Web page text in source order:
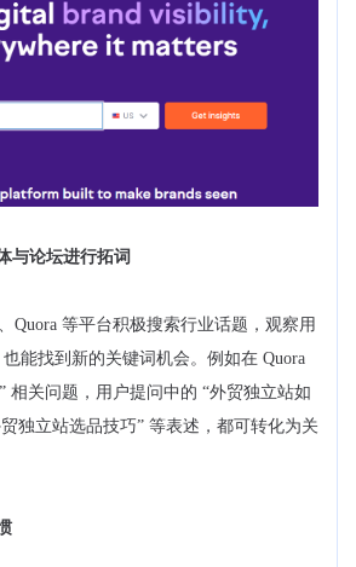
与论坛进行拓词
Quora 等平台积极搜索行业话题，观察用
能找到新的关键词机会。例如在 Quora
相关问题，用户提问中的 “外贸独立站如
独立站选品技巧” 等表述，都可转化为关